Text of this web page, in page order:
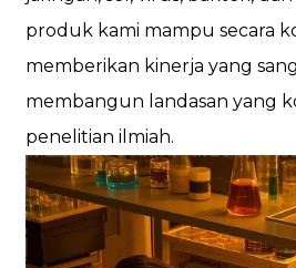
produk kami mampu secara
memberikan kinerja yang
membangun landasan yang
penelitian ilmiah.